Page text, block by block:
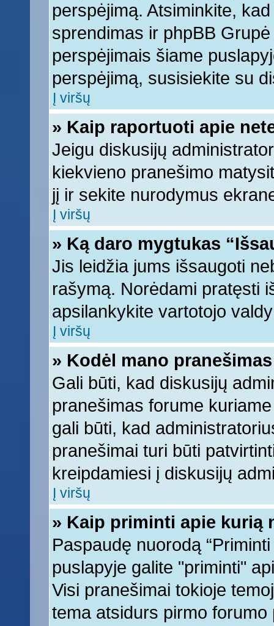
perspėjimą. Atsiminkite,
sprendimas ir phpBB
perspėjimais šiame
perspėjimą, susisiekite su
Į viršų
» Kaip raportuoti apie
Jeigu diskusijų
kiekvieno pranešimo
jį ir sekite nurodymus
Į viršų
» Ką daro mygtukas
Jis leidžia jums išsaugoti
rašymą. Norėdami pratęsti
apsilankykite vartotojo
Į viršų
» Kodėl mano
Gali būti, kad diskusijų
pranešimas forume
gali būti, kad
pranešimai turi būti
kreipdamiesi į diskusijų
Į viršų
» Kaip priminti apie kurią
Paspaudę nuorodą
puslapyje galite "priminti"
Visi pranešimai tokioje
tema atsidurs pirmo